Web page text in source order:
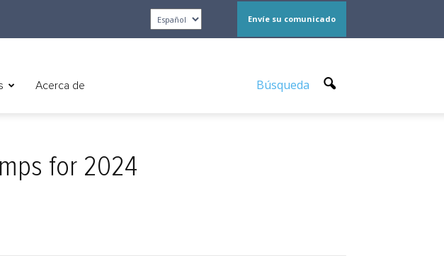
Envíe su comunicado
Acerca de Búsqueda
for 2024